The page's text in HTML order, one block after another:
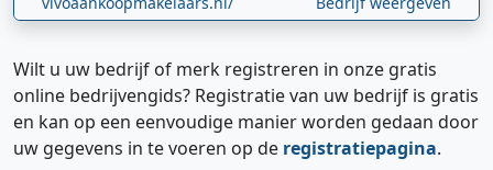
Wilt u uw bedrijf of merk registreren in onze gratis
online bedrijvengids? Registratie van uw bedrijf is gratis
en kan op een eenvoudige manier worden gedaan door
uw gegevens in te voeren op de registratiepagina.